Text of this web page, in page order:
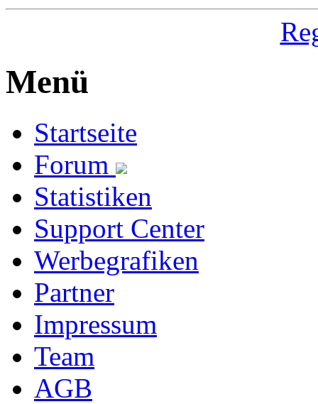
Menü
Startseite
Forum
Statistiken
Support Center
Werbegrafiken
Partner
Impressum
Team
AGB